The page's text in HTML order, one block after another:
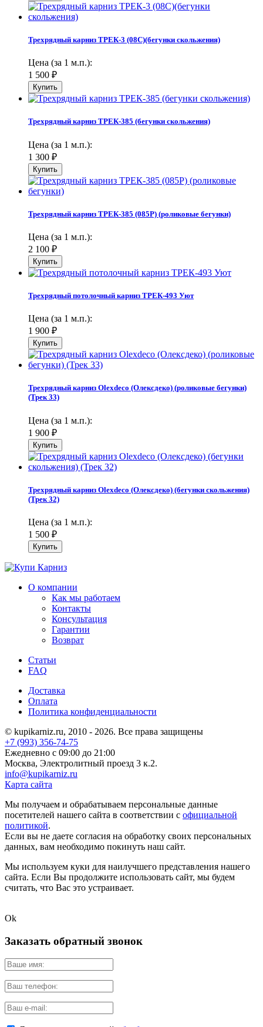
Трехрядный карниз ТРЕК-3 (08С)(бегунки скольжения)
Цена (за 1 м.п.):
1 500 ₽
Трехрядный карниз ТРЕК-385 (бегунки скольжения)
Цена (за 1 м.п.):
1 300 ₽
Трехрядный карниз ТРЕК-385 (085Р) (роликовые бегунки)
Цена (за 1 м.п.):
2 100 ₽
Трехрядный потолочный карниз ТРЕК-493 Уют
Цена (за 1 м.п.):
1 900 ₽
Трехрядный карниз Olexdeco (Олексдеко) (роликовые бегунки)
(Трек 33)
Цена (за 1 м.п.):
1 900 ₽
Трехрядный карниз Olexdeco (Олексдеко) (бегунки скольжения)
(Трек 32)
Цена (за 1 м.п.):
1 500 ₽
О компании
Как мы работаем
Контакты
Консультация
Гарантии
Возврат
Статьи
FAQ
Доставка
Оплата
Политика конфиденциальности
© kupikarniz.ru, 2010 - 2026. Все права защищены
+7 (993) 356-74-75
Eжедневно с 09:00 до 21:00
Москва, Электролитный проезд 3 к.2.
info@kupikarniz.ru
Карта сайта
Мы получаем и обрабатываем персональные данные
посетителей нашего сайта в соответствии с официальной
политикой.
Если вы не даете согласия на обработку своих персональных
данных, вам необходимо покинуть наш сайт.
Мы используем куки для наилучшего представления нашего
сайта. Если Вы продолжите использовать сайт, мы будем
считать, что Вас это устраивает.
Ok
Заказать обратный звонок